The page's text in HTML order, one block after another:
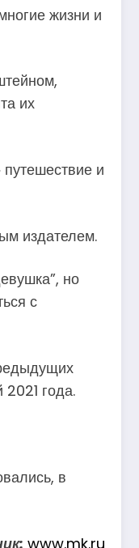
жизни и
их
и
издателем.
но
с
года.
в
www.mk.ru